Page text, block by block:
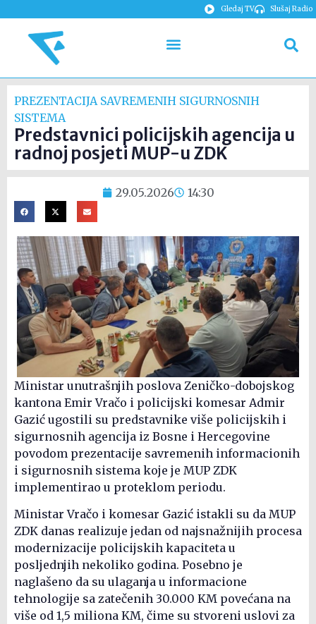
Gledaj TV Slušaj Radio
PREZENTACIJA SAVREMENIH SIGURNOSNIH
SISTEMA
Predstavnici policijskih agencija u
radnoj posjeti MUP-u ZDK
29.05.2026 14:30
Ministar unutrašnjih poslova Zeničko-dobojskog
kantona Emir Vračo i policijski komesar Admir
Gazić ugostili su predstavnike više policijskih i
sigurnosnih agencija iz Bosne i Hercegovine
povodom prezentacije savremenih informacionih
i sigurnosnih sistema koje je MUP ZDK
implementirao u proteklom periodu.
Ministar Vračo i komesar Gazić istakli su da MUP
ZDK danas realizuje jedan od najsnažnijih procesa
modernizacije policijskih kapaciteta u
posljednjih nekoliko godina. Posebno je
naglašeno da su ulaganja u informacione
tehnologije sa zatečenih 30.000 KM povećana na
više od 1,5 miliona KM, čime su stvoreni uslovi za